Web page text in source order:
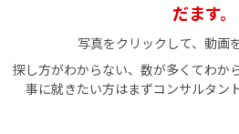
だます。
写真をクリックして、動画
探し方がわからない、数が多くてわか
事に就きたい方はまずコンサルタン